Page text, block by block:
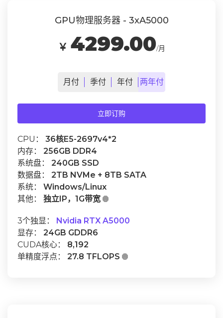
GPU物理服务器 - 3xA5000
￥ 4299.00/月
月 付 季付 年付 两年付
立即订购
CPU： 36核E5-2697v4*2
内存： 256GB DDR4
系统盘： 240GB SSD
数据盘： 2TB NVMe + 8TB SATA
系统： Windows/Linux
其他： 独立IP，1G带宽 
3个独显： Nvidia RTX A5000
显存： 24GB GDDR6
CUDA核心： 8,192
单精度浮点： 27.8 TFLOPS 